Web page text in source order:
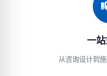
一
从咨询设计到